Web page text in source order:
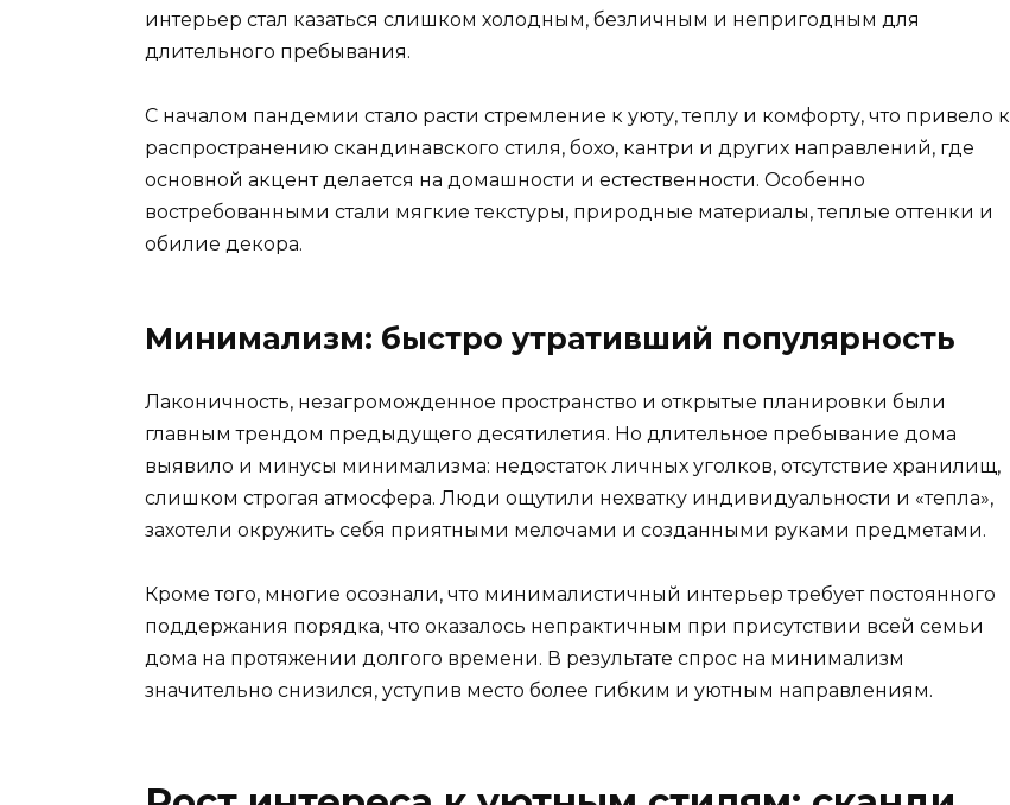
интерьер стал казаться слишком холодным, безличным и непригодным для
длительного пребывания.
С началом пандемии стало расти стремление к уюту, теплу и комфорту, что привело к
распространению скандинавского стиля, бохо, кантри и других направлений, где
основной акцент делается на домашности и естественности. Особенно
востребованными стали мягкие текстуры, природные материалы, теплые оттенки и
обилие декора.
Минимализм: быстро утративший популярность
Лаконичность, незагроможденное пространство и открытые планировки были
главным трендом предыдущего десятилетия. Но длительное пребывание дома
выявило и минусы минимализма: недостаток личных уголков, отсутствие хранилищ,
слишком строгая атмосфера. Люди ощутили нехватку индивидуальности и «тепла»,
захотели окружить себя приятными мелочами и созданными руками предметами.
Кроме того, многие осознали, что минималистичный интерьер требует постоянного
поддержания порядка, что оказалось непрактичным при присутствии всей семьи
дома на протяжении долгого времени. В результате спрос на минимализм
значительно снизился, уступив место более гибким и уютным направлениям.